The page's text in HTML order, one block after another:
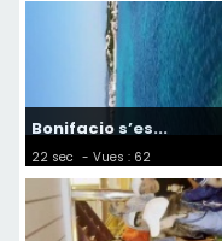
Bonifacio s’es...
22 sec - Vues : 62